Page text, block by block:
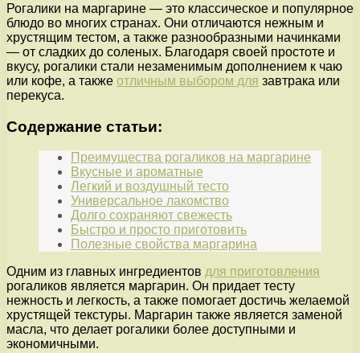
Рогалики на маргарине — это классическое и популярное
блюдо во многих странах. Они отличаются нежным и
хрустящим тестом, а также разнообразными начинками
— от сладких до соленых. Благодаря своей простоте и
вкусу, рогалики стали незаменимым дополнением к чаю
или кофе, а также отличным выбором для завтрака или
перекуса.
Содержание статьи:
Преимущества рогаликов на маргарине
Вкусные и ароматные
Легкий и воздушный тесто
Универсальное лакомство
Долго сохраняют свежесть
Быстро и просто приготовить
Полезные свойства маргарина
Одним из главных ингредиентов для приготовления
рогаликов является маргарин. Он придает тесту
нежность и легкость, а также помогает достичь желаемой
хрустящей текстуры. Маргарин также является заменой
масла, что делает рогалики более доступными и
экономичными.